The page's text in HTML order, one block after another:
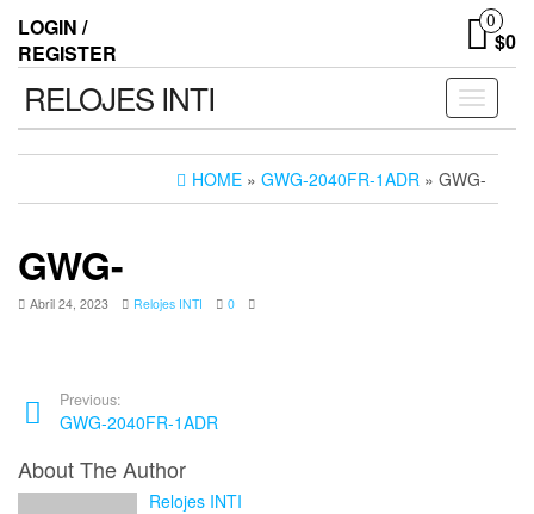
LOGIN /
REGISTER
0
$0
Toggle
RELOJES INTI
HOME » GWG-2040FR-1ADR » GWG-
GWG-
Abril 24, 2023 Relojes INTI 0
Previous:
GWG-2040FR-1ADR
About The Author
Relojes INTI